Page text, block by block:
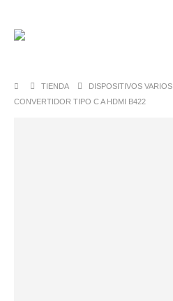
TIENDA DISPOSITIVOS VARIOS
CONVERTIDOR TIPO C A HDMI B422